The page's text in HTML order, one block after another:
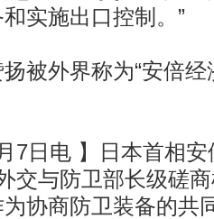
实施出口控制。”
外界称为“安倍经
电 】日本首相安
交与防卫部长级磋
协商防卫装备的共